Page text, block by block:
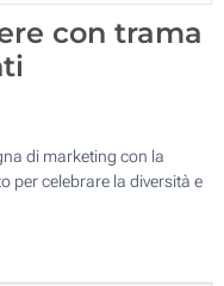
con trama
di marketing con la
per celebrare la diversità e